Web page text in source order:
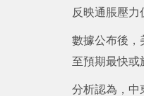
反映通脹壓力
數據公布後，
至預期最快或
分析認為，中